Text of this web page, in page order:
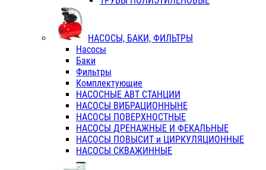
НАСОСЫ, БАКИ, ФИЛЬТРЫ
Насосы
Баки
Фильтры
Комплектующие
НАСОСНЫЕ АВТ СТАНЦИИ
НАСОСЫ ВИБРАЦИОННЫНЕ
НАСОСЫ ПОВЕРХНОСТНЫЕ
НАСОСЫ ДРЕНАЖНЫЕ И ФЕКАЛЬНЫЕ
НАСОСЫ ПОВЫСИТ и ЦИРКУЛЯЦИОННЫЕ
НАСОСЫ СКВАЖИННЫЕ